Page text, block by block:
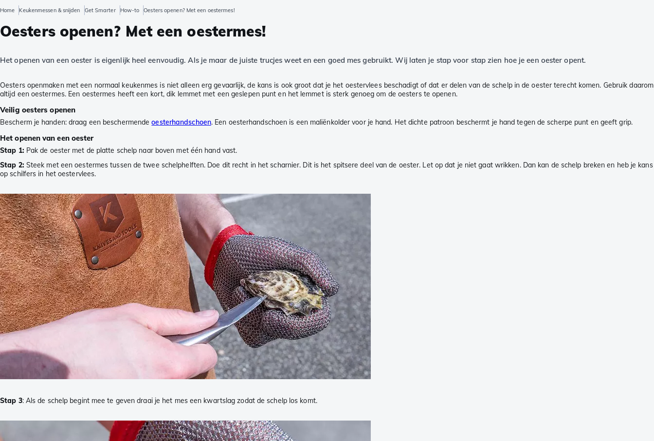
Home Keukenmessen & snijden Get Smarter How-to Oesters openen? Met een oestermes!
Oesters openen? Met een oestermes!
Het openen van een oester is eigenlijk heel eenvoudig. Als je maar de juiste trucjes weet en een goed mes gebruikt. Wij laten je stap voor stap zien hoe je een oester opent.
Oesters openmaken met een normaal keukenmes is niet alleen erg gevaarlijk, de kans is ook groot dat je het oestervlees beschadigt of dat er delen van de schelp in de oester terecht komen. Gebruik daarom
altijd een oestermes. Een oestermes heeft een kort, dik lemmet met een geslepen punt en het lemmet is sterk genoeg om de oesters te openen.
Veilig oesters openen
Bescherm je handen: draag een beschermendeoesterhandschoen. Een oesterhandschoen is een maliënkolder voor je hand. Het dichte patroon beschermt je hand tegen de scherpe punt en geeft grip.
Het openen van een oester
Stap 1: Pak de oester met de platte schelp naar boven met één hand vast.
Stap 2: Steek met een oestermes tussen de twee schelphelften. Doe dit recht in het scharnier. Dit is het spitsere deel van de oester. Let op dat je niet gaat wrikken. Dan kan de schelp breken en heb je kans
op schilfers in het oestervlees.
Stap 3: Als de schelp begint mee te geven draai je het mes een kwartslag zodat de schelp los komt.